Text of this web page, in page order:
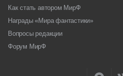
Как стать автором МирФ
Награды «Мира фантастики»
Вопросы редакции
Форум МирФ